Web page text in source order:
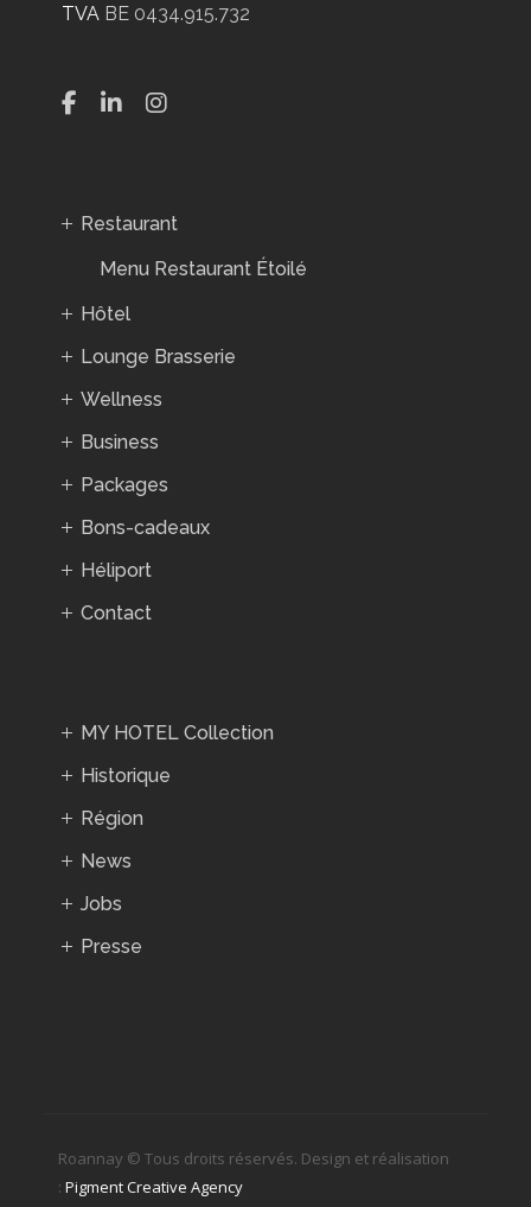
TVA BE 0434.915.732
Restaurant
Menu Restaurant Étoilé
Hôtel
Lounge Brasserie
Wellness
Business
Packages
Bons-cadeaux
Héliport
Contact
MY HOTEL Collection
Historique
Région
News
Jobs
Presse
Roannay © Tous droits réservés. Design et réalisation
:Pigment Creative Agency